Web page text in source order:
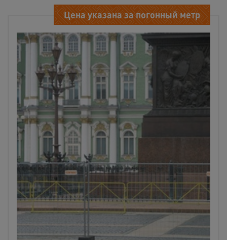
Цена указана за погонный метр